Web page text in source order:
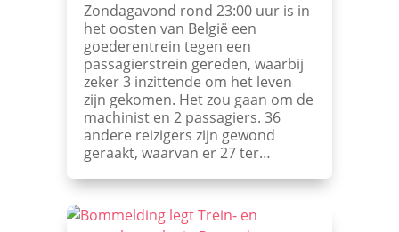
Zondagavond rond 23:00 uur is in
het oosten van België een
goederentrein tegen een
passagierstrein gereden, waarbij
zeker 3 inzittende om het leven
zijn gekomen. Het zou gaan om de
machinist en 2 passagiers. 36
andere reizigers zijn gewond
geraakt, waarvan er 27 ter…